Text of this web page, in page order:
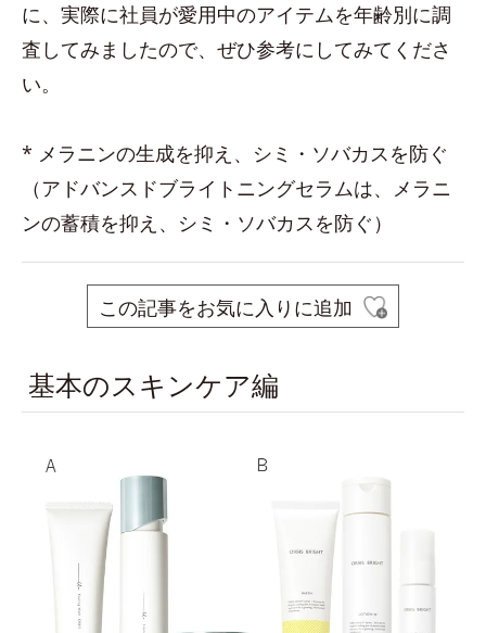
に、実際に社員が愛用中のアイテムを年齢別に調
査してみましたので、ぜひ参考にしてみてくださ
い。
* メラニンの生成を抑え、シミ・ソバカスを防ぐ
（アドバンスドブライトニングセラムは、メラニ
ンの蓄積を抑え、シミ・ソバカスを防ぐ）
この記事をお気に入りに追加
基本のスキンケア編